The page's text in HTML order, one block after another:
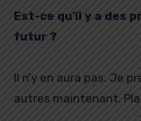
Est-ce qu’il y a des
futur ?
Il n’y en aura pas. Je
autres maintenant.